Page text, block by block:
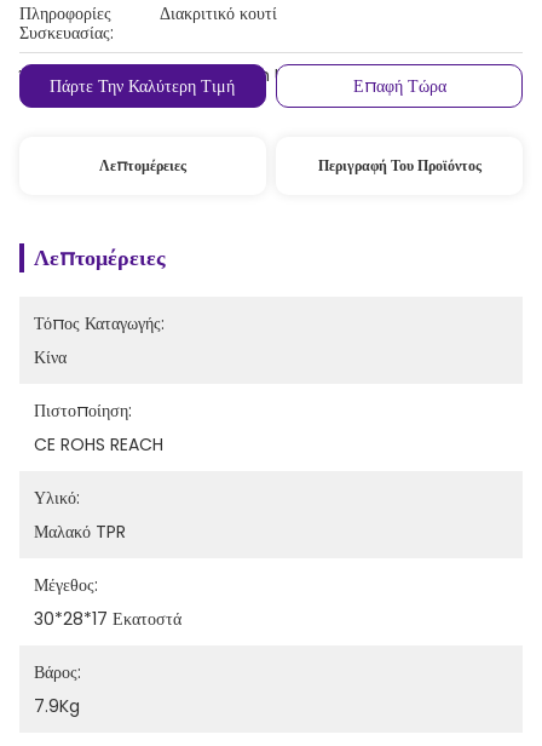
Πληροφορίες
Συσκευασίας:
Διακριτικό κουτί
Όροι Πληρωμής: T/T, Western Union, MoneyGram
Πάρτε Την Καλύτερη Τιμή Επαφή Τώρα
Λεπτομέρειες Περιγραφή Του Προϊόντος
Λεπτομέρειες
Τόπος Καταγωγής:
Κίνα
Πιστοποίηση:
CE ROHS REACH
Υλικό:
Μαλακό TPR
Μέγεθος:
30*28*17 Εκατοστά
Βάρος:
7.9Kg